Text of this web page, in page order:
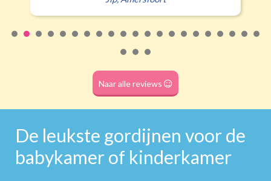
(dubbele tunnel)
Naar alle reviews
De leukste gordijnen voor de
babykamer of kinderkamer